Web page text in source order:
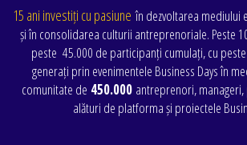
15 ani investiți cu pasiune în dezvoltarea mediului
și în consolidarea culturii antreprenoriale. Peste
peste 45.000 de participanți cumulați, cu peste
generați prin evenimentele Business Days în
comunitate de 450.000 antreprenori,
alături de platforma și proiectele